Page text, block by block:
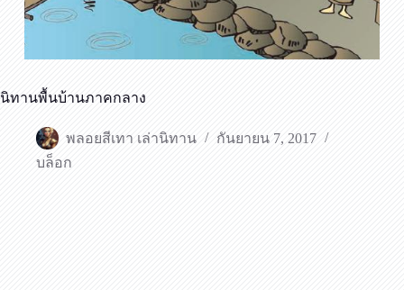
นิทานพื้นบ้านภาคกลาง
พลอยสีเทา เล่านิทาน
กันยายน 7, 2017
บล็อก